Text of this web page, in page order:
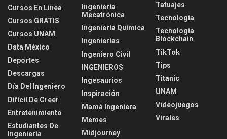
Cursos En Línea
Cursos GRATIS
Cursos UNAM
Data México
Deportes
Descargas
Día Del Ingeniero
Difícil De Creer
Entretenimiento
Estudiantes De
Ingeniería
Ingeniería
Mecatrónica
Ingeniería Química
Ingenierías
Ingeniero Civil
INGENIEROS
Ingesaurios
Inspiración
Mamá Ingeniera
Memes
Midjourney
Tatuajes
Tecnología
Tecnología
Blockchain
TikTok
Tips
Titanic
UNAM
Videojuegos
Virales